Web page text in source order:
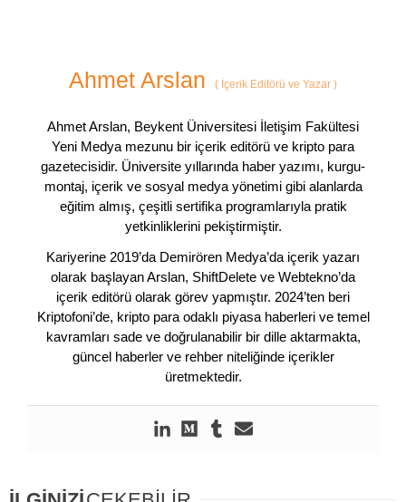
Ahmet Arslan ( İçerik Editörü ve Yazar )
Ahmet Arslan, Beykent Üniversitesi İletişim Fakültesi
Yeni Medya mezunu bir içerik editörü ve kripto para
gazetecisidir. Üniversite yıllarında haber yazımı, kurgu-
montaj, içerik ve sosyal medya yönetimi gibi alanlarda
eğitim almış, çeşitli sertifika programlarıyla pratik
yetkinliklerini pekiştirmiştir.
Kariyerine 2019’da Demirören Medya’da içerik yazarı
olarak başlayan Arslan, ShiftDelete ve Webtekno’da
içerik editörü olarak görev yapmıştır. 2024’ten beri
Kriptofoni’de, kripto para odaklı piyasa haberleri ve temel
kavramları sade ve doğrulanabilir bir dille aktarmakta,
güncel haberler ve rehber niteliğinde içerikler
üretmektedir.